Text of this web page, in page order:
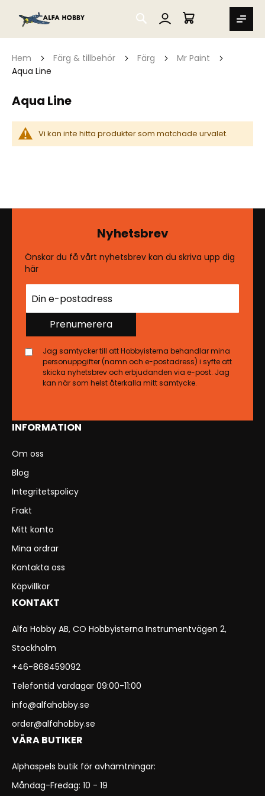
SEARCH
MIN VARUKORG
Hem Färg & tillbehör Färg
Mr Paint
Aqua Line
Aqua Line
Vi kan inte hitta produkter som matchade urvalet.
INFORMATION
Om oss
Blog
Integritetspolicy
Frakt
Mitt konto
Mina ordrar
Kontakta oss
Köpvillkor
KONTAKT
Alfa Hobby AB, CO Hobbyisterna Instrumentvägen 2,
Stockholm
+46-868459092
Telefontid vardagar 09:00-11:00
info@alfahobby.se
order@alfahobby.se
VÅRA BUTIKER
Alphaspels butik för avhämtningar:
Måndag-Fredag: 10 - 19
Nyhetsbrev
Önskar du få vårt nyhetsbrev kan du skriva upp dig
här
Prenumerera
Jag samtycker till att Hobbyisterna behandlar mina
personuppgifter (namn och e-postadress) i syfte att
skicka nyhetsbrev och erbjudanden via e-post. Jag
kan när som helst återkalla mitt samtycke.